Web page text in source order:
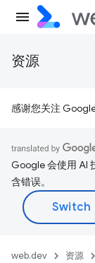
资源
感谢您关注
Google 会使用 AI
含错误。
web.dev 资源